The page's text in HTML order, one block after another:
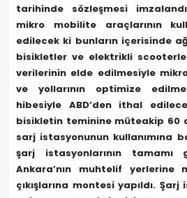
tarihinde sözleşmesi
mikro mobilite araçlarının
edilecek ki bunların içerisinde
bisikletler ve elektrikli
verilerinin elde edilmesiyle
ve yollarının optimize
hibesiyle ABD’den ithal
bisikletin teminine müteakip 60
sarj istasyonunun kullanımına
şarj istasyonlarının
Ankara’nın muhtelif yerlerine
çıkışlarına montesi yapıldı.